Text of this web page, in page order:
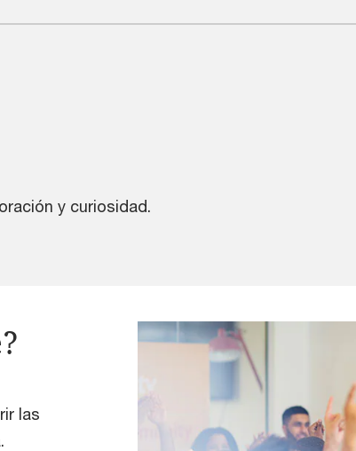
y curiosidad.
las